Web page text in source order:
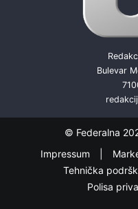
Bulevar
© Federalna
Impressum
Tehnička
Polisa